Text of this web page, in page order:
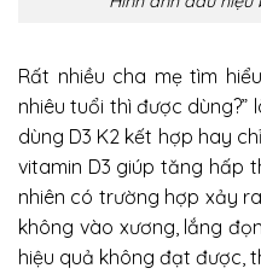
Rất nhiều cha mẹ tìm
nhiêu tuổi thì được
dùng D3 K2 kết hợp hay
vitamin D3 giúp tăng hấp
nhiên có trường hợp xảy
không vào xương, lắng
hiệu quả không đạt được,